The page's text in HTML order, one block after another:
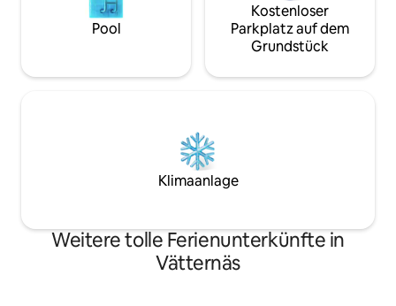
Pool
Kostenloser
Parkplatz auf dem
Grundstück
Klimaanlage
Weitere tolle Ferienunterkünfte in
Vätternäs